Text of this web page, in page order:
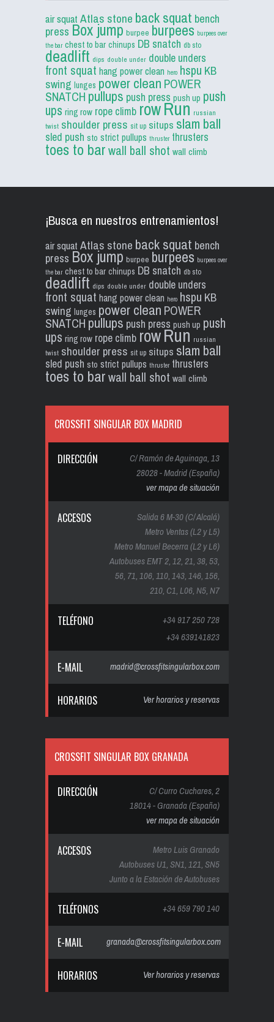
air squat Atlas stone back squat bench
press Box jump burpee burpees burpees over
the bar chest to bar chinups DB snatch db sto
deadlift dips double under double unders
front squat hang power clean hero hspu KB
swing lunges power clean POWER
SNATCH pullups push press push up push
ups ring row rope climb rowRun russian
twist shoulder press sit up situps slam ball
sled push sto strict pullups thruster thrusters
toes to barwall ball shot wall climb
¡Busca en nuestros entrenamientos!
air squat Atlas stone back squat bench
press Box jump burpee burpees burpees over
the bar chest to bar chinups DB snatch db sto
deadlift dips double under double unders
front squat hang power clean hero hspu KB
swing lunges power clean POWER
SNATCH pullups push press push up push
ups ring row rope climb rowRun russian
twist shoulder press sit up situps slam ball
sled push sto strict pullups thruster thrusters
toes to barwall ball shot wall climb
CROSSFIT SINGULAR BOX MADRID
DIRECCIÓN
C/ Ramón de Aguinaga, 13
28028 - Madrid (España)
ver mapa de situación
ACCESOS
Salida 6 M-30 (C/ Alcalá)
Metro Ventas (L2 y L5)
Metro Manuel Becerra (L2 y L6)
Autobuses EMT 2, 12, 21, 38, 53,
56, 71, 106, 110, 143, 146, 156,
210, C1, L06, N5, N7
TELÉFONO
+34 917 250 728
+34 639141823
E-MAIL madrid@crossfitsingularbox.com
HORARIOS Ver horarios y reservas
CROSSFIT SINGULAR BOX GRANADA
DIRECCIÓN
C/ Curro Cuchares, 2
18014 - Granada (España)
ver mapa de situación
ACCESOS
Metro Luis Granado
Autobuses U1, SN1, 121, SN5
Junto a la Estación de Autobuses
TELÉFONOS +34 659 790 140
E-MAIL granada@crossfitsingularbox.com
HORARIOS Ver horarios y reservas